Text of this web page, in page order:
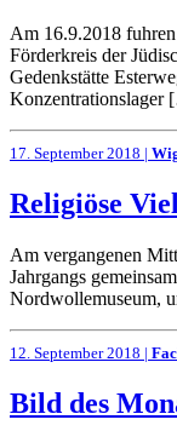
Am 16.9.2018
Förderkreis der
Gedenkstätte
17. September 2018 |
Religiöse
Am vergangenen
Jahrgangs
Nordwollemuseum,
12. September 2018 |
Bild des